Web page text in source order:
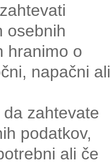
osebnih
hranimo o
napačni ali
zahtevate
podatkov,
ali če